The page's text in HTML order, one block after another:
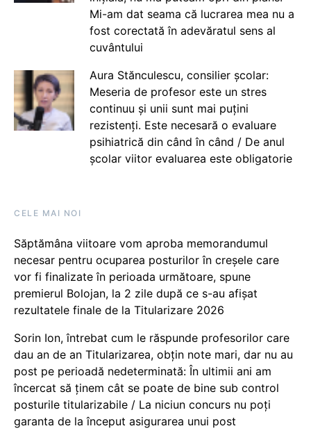
Mi-am dat seama că lucrarea mea nu a
fost corectată în adevăratul sens al
cuvântului
Aura Stănculescu, consilier școlar:
Meseria de profesor este un stres
continuu și unii sunt mai puțini
rezistenți. Este necesară o evaluare
psihiatrică din când în când / De anul
școlar viitor evaluarea este obligatorie
CELE MAI NOI
Săptămâna viitoare vom aproba memorandumul
necesar pentru ocuparea posturilor în creșele care
vor fi finalizate în perioada următoare, spune
premierul Bolojan, la 2 zile după ce s-au afișat
rezultatele finale de la Titularizare 2026
Sorin Ion, întrebat cum le răspunde profesorilor care
dau an de an Titularizarea, obțin note mari, dar nu au
post pe perioadă nedeterminată: În ultimii ani am
încercat să ținem cât se poate de bine sub control
posturile titularizabile / La niciun concurs nu poți
garanta de la început asigurarea unui post